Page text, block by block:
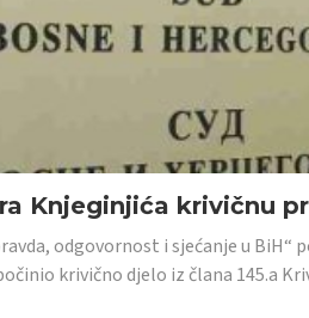
Knjeginjića krivičnu
odgovornost i sjećanje u
krivično djelo iz člana 145.a